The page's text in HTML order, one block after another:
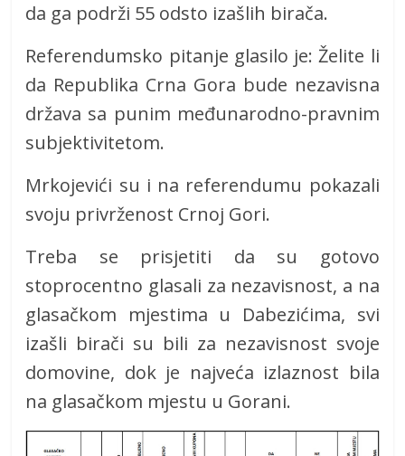
da ga podrži 55 odsto izašlih birača.
Referendumsko pitanje glasilo je: Želite li
da Republika Crna Gora bude nezavisna
država sa punim međunarodno-pravnim
subjektivitetom.
Mrkojevići su i na referendumu pokazali
svoju privrženost Crnoj Gori.
Treba se prisjetiti da su gotovo
stoprocentno glasali za nezavisnost, a na
glasačkom mjestima u Dabezićima, svi
izašli birači su bili za nezavisnost svoje
domovine, dok je najveća izlaznost bila
na glasačkom mjestu u Gorani.